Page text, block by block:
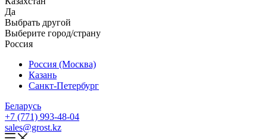
Да
Выбрать другой
Выберите город/страну
Россия
Россия (Москва)
Казань
Санкт-Петербург
Беларусь
+7 (771) 993-48-04
sales@grost.kz